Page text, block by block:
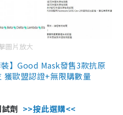
圖片放大
】Good Mask發售3款抗原
歐盟認證+無限購數量
劑 >>按此選購<<